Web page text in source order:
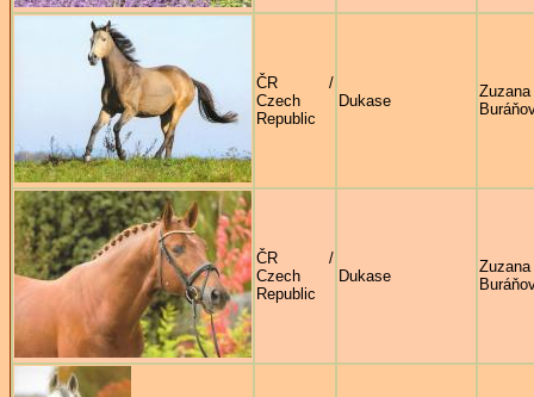
ČR /
Czech
Republic
Dukase
Zuzana
ČR /
Czech
Republic
Dukase
Zuzana